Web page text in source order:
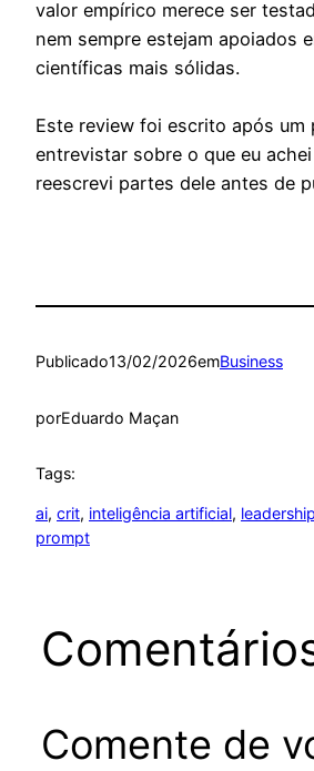
valor empírico merece ser
nem sempre estejam apoiados
científicas mais sólidas.
Este review foi escrito após um
entrevistar sobre o que eu
reescrevi partes dele antes de
Publicado13/02/2026emBusiness
porEduardo Maçan
Tags:
ai, crit, inteligência artificial, leadership
prompt
Comente de